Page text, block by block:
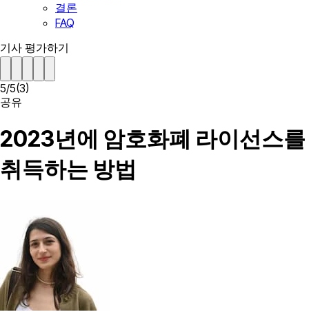
결론
FAQ
기사 평가하기
5/5(3)
공유
2023년에 암호화폐 라이선스를
취득하는 방법